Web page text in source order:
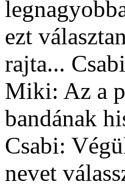
ezt
rajta...
Miki: Az a
bandának
Csabi:
nevet